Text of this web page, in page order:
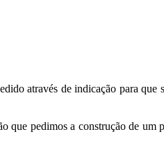
através de indicação para que
pedimos a construção de um